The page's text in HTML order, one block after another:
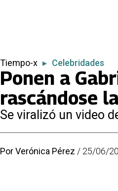
Tiempo-x ▸ Celebridades
Ponen a
rascándose
Se viralizó un video
PorVerónica Pérez / 25/06/